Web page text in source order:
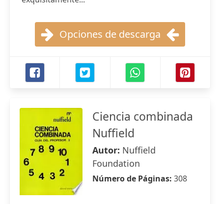
Opciones de descarga
Ciencia combinada
Nuffield
Autor: Nuffield
Foundation
Número de Páginas: 308